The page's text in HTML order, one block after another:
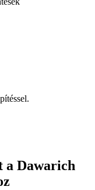
a Dawarich